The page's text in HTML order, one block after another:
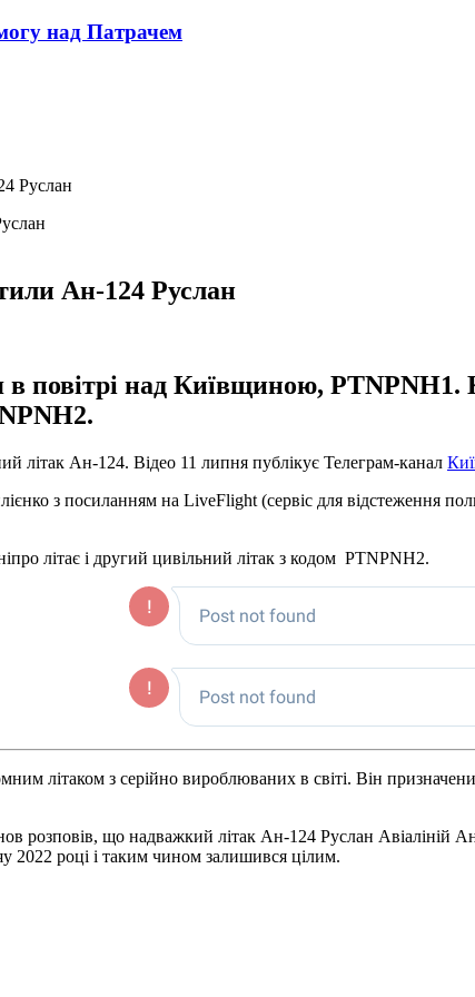
над Патрачем
Руслан
Ан-124 Руслан
повітрі над Київщиною, PTNPNH1.
літак Ан-124. Відео 11 липня публікує Телеграм-канал
з посиланням на LiveFlight (сервіс для відстеження
літає і другий цивільний літак з кодом PTNPNH2.
літаком з серійно вироблюваних в світі. Він
розповів, що надважкий літак Ан-124 Руслан Авіаліній
2022 році і таким чином залишився цілим.